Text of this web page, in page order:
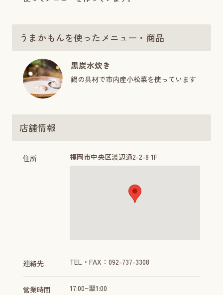
うまかもんを使ったメニュー・商品
黒炭水炊き
鍋の具材で市内産小松菜を使っています
店舗情報
住所 福岡市中央区渡辺通2-2-8 1F
連絡先 TEL・FAX：092-737-3308
営業時間 17:00~翌1:00